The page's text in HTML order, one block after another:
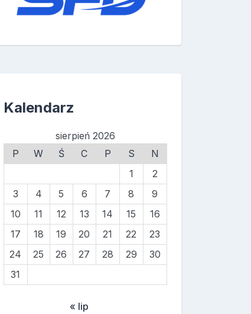
Kalendarz
sierpień 2026
P
W Ś C P S
N
1
2
3
4 5 6 7 8
9
10
11 12 13 14 15
16
17
18 19 20 21 22
23
24
25 26 27 28 29
30
31
« lip